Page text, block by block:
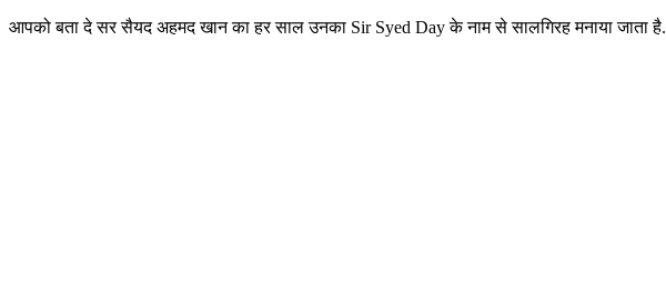
आपको बता दे सर सैयद अहमद खान का हर साल उनका Sir Syed Day के नाम से सालगिरह मनाया जाता है.